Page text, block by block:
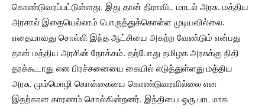
கொண்டுவரப்பட்டுள்ளது. இது தான் திராவிட மாடல் அரசு. மத்திய
அரசால் இதையெல்லாம் பொருத்துக்கொள்ள முடியவில்லை.
எதையாவது சொல்லி இந்த ஆட்சியை அகற்ற வேண்டும் என்பது
தான் மத்திய அரசின் நோக்கம். தற்போது தமிழக அரசுக்கு நிதி
தரக்கூடாது என பிரச்சனையை கையில் எடுத்துள்ளது மத்திய
அரசு. மும்மொழி கொள்கையை கொண்டுவரவில்லை என
இதற்கான காரணம் சொல்கின்றனர். இந்தியை ஒரு பாடமாக